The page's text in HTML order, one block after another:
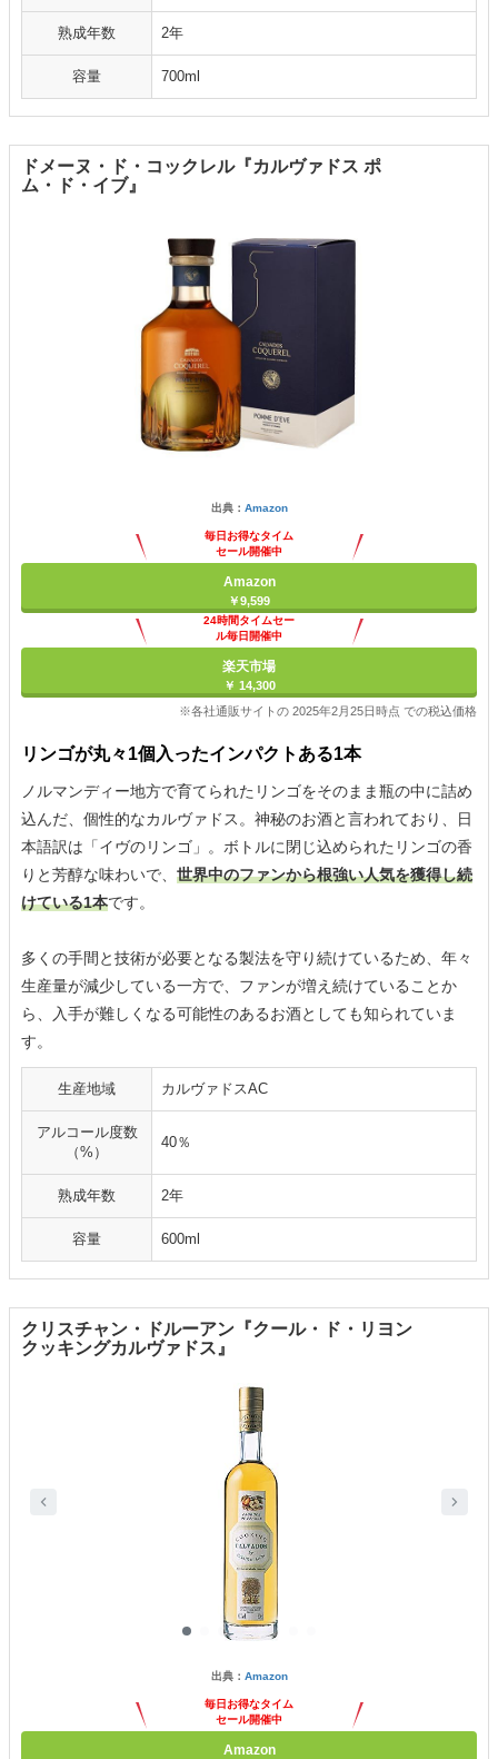
熟成年数 2年
容量 700ml
ドメーヌ・ド・コックレル『カルヴァドス ポ
ム・ド・イブ』
出典： Amazon
毎日お得なタイム
セール開催中
Amazon
￥9,599
24時間タイムセー
ル毎日開催中
楽天市場
￥ 14,300
※各社通販サイトの 2025年2月25日時点 での税込価格
リンゴが丸々1個入ったインパクトある1本
ノルマンディー地方で育てられたリンゴをそのまま瓶の中に詰め
込んだ、個性的なカルヴァドス。神秘のお酒と言われており、日
本語訳は「イヴのリンゴ」。ボトルに閉じ込められたリンゴの香
りと芳醇な味わいで、 世界中のファンから根強い人気を獲得し続
けている1本です。
多くの手間と技術が必要となる製法を守り続けているため、年々
生産量が減少している一方で、ファンが増え続けていることか
ら、入手が難しくなる可能性のあるお酒としても知られていま
す。
生産地域 カルヴァドスAC
アルコール度数
（%）
40％
熟成年数 2年
容量 600ml
クリスチャン・ドルーアン『クール・ド・リヨン
クッキングカルヴァドス』
出典： Amazon
毎日お得なタイム
セール開催中
Amazon